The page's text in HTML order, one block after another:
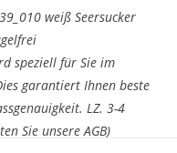
weiß Seersucker
speziell für Sie im
garantiert Ihnen beste
LZ. 3-4
Sie unsere AGB)